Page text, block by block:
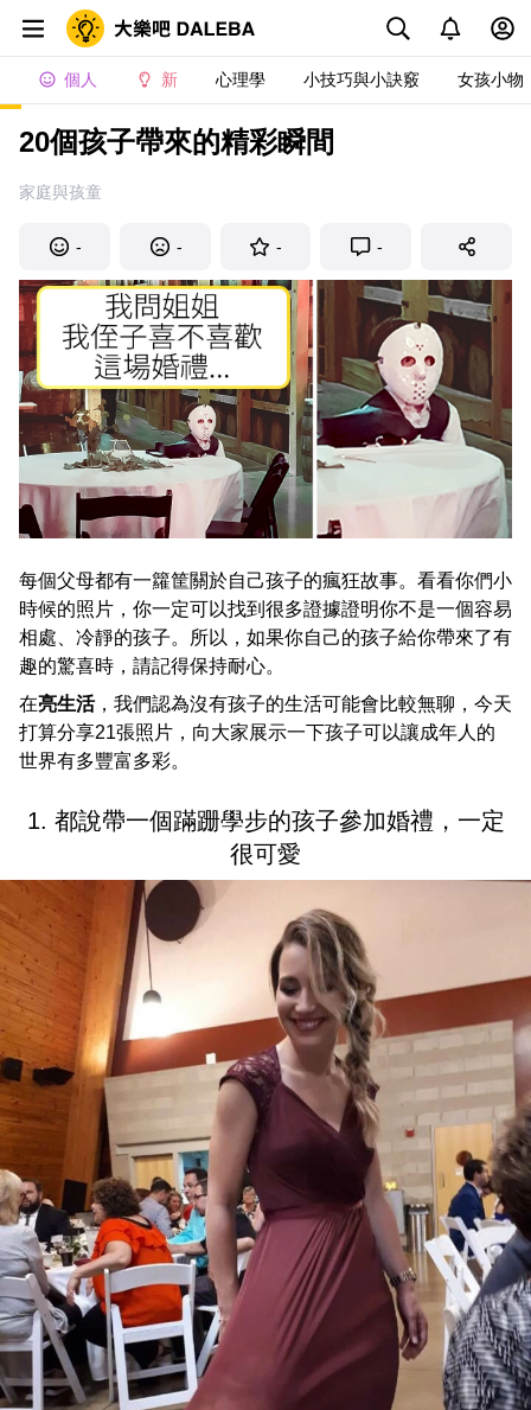
個人 新 心理學 小技巧與小訣竅 女孩小物
20個孩子帶來的精彩瞬間
家庭與孩童
- - - -
每個父母都有一籮筐關於自己孩子的瘋狂故事。看看你們小
時候的照片，你一定可以找到很多證據證明你不是一個容易
相處、冷靜的孩子。所以，如果你自己的孩子給你帶來了有
趣的驚喜時，請記得保持耐心。
在亮生活，我們認為沒有孩子的生活可能會比較無聊，今天
打算分享21張照片，向大家展示一下孩子可以讓成年人的
世界有多豐富多彩。
1. 都說帶一個蹣跚學步的孩子參加婚禮，一定
很可愛